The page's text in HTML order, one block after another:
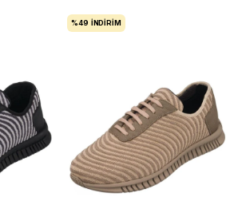
%49 İNDIRIM